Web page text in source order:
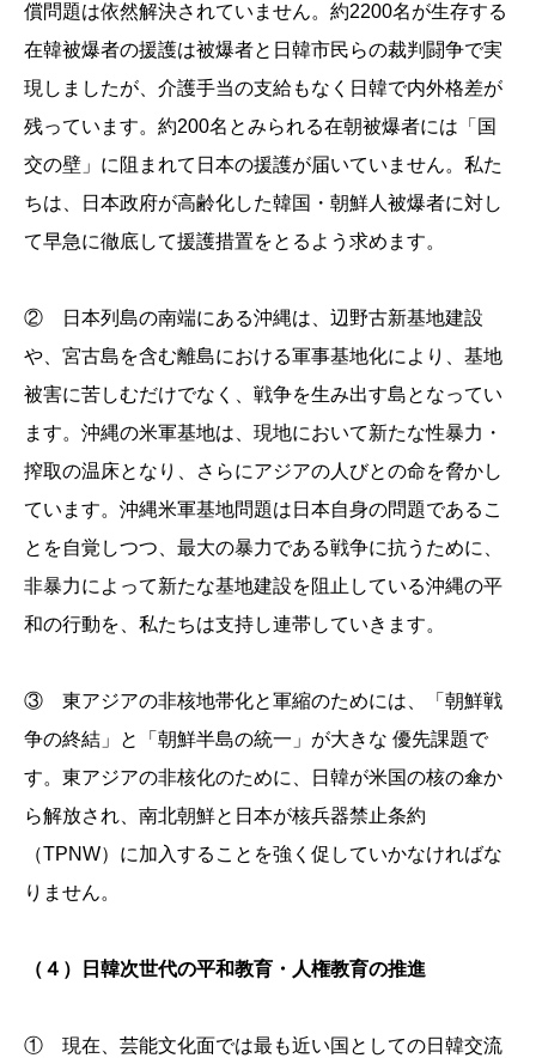
償問題は依然解決されていません。約2200名が生存する
在韓被爆者の援護は被爆者と日韓市民らの裁判闘争で実
現しましたが、介護手当の支給もなく日韓で内外格差が
残っています。約200名とみられる在朝被爆者には「国
交の壁」に阻まれて日本の援護が届いていません。私た
ちは、日本政府が高齢化した韓国・朝鮮人被爆者に対し
て早急に徹底して援護措置をとるよう求めます。
② 日本列島の南端にある沖縄は、辺野古新基地建設
や、宮古島を含む離島における軍事基地化により、基地
被害に苦しむだけでなく、戦争を生み出す島となってい
ます。沖縄の米軍基地は、現地において新たな性暴力・
搾取の温床となり、さらにアジアの人びとの命を脅かし
ています。沖縄米軍基地問題は日本自身の問題であるこ
とを自覚しつつ、最大の暴力である戦争に抗うために、
非暴力によって新たな基地建設を阻止している沖縄の平
和の行動を、私たちは支持し連帯していきます。
③ 東アジアの非核地帯化と軍縮のためには、「朝鮮戦
争の終結」と「朝鮮半島の統一」が大きな 優先課題で
す。東アジアの非核化のために、日韓が米国の核の傘か
ら解放され、南北朝鮮と日本が核兵器禁止条約
（TPNW）に加入することを強く促していかなければな
りません。
（４）日韓次世代の平和教育・人権教育の推進
① 現在、芸能文化面では最も近い国としての日韓交流